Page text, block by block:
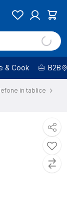
& Cook B2B
in tablice